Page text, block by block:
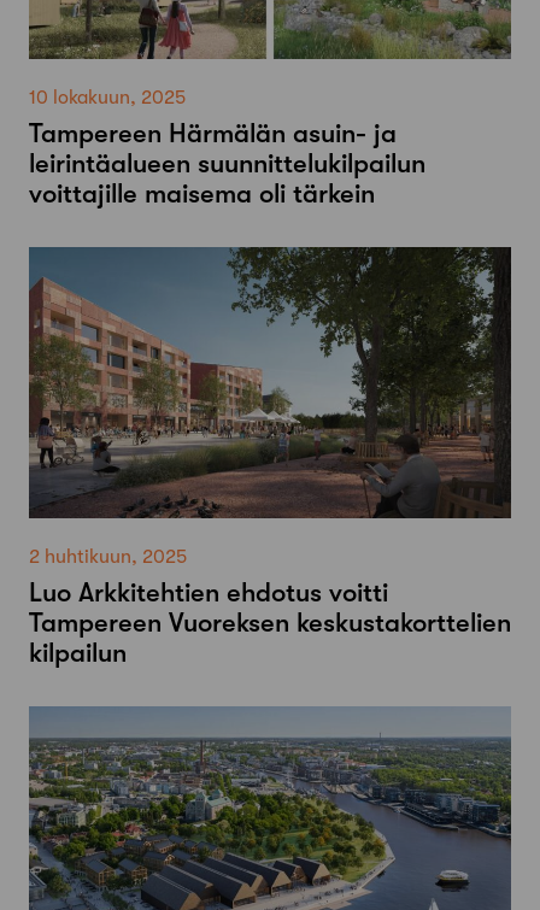
10 lokakuun, 2025
Tampereen Härmälän asuin- ja
leirintäalueen suunnittelukilpailun
voittajille maisema oli tärkein
2 huhtikuun, 2025
Luo Arkkitehtien ehdotus voitti
Tampereen Vuoreksen keskustakorttelien
kilpailun